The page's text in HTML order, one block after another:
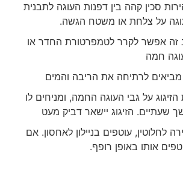
סכין קהה בין דפנות העוגה לתבנית
על צלחת או משטח הגשה.
אפשר לקרר לטמפרטורת החדר או
חמה
לרתיחה את הריבה והמים
על גבי העוגה החמה, ומניחים לו
הזיגוג יישאר דביק מעט
עוטפים בניילון לאחסון. אם
אותו באופן רופף.